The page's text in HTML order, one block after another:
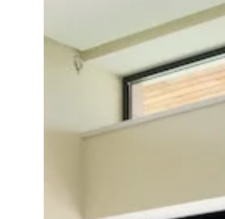
systemu
rodzaje zbiorników
odpowiedniego
domu i ogrodu.